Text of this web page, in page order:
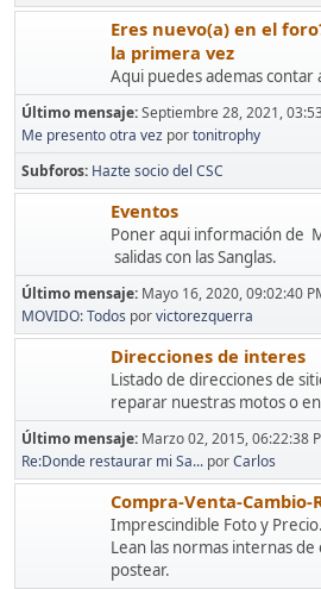
Eres nuevo(a) en el
la primera vez
Aqui puedes ademas contar
Último mensaje:Septiembre 28, 2021,
Me presento otra vez portonitrophy
Subforos Hazte socio del CSC
Eventos
Poner aqui información de
salidas con las Sanglas.
Último mensaje: Mayo 16, 2020, 09:02:40
MOVIDO: Todos porvictorezquerra
Direcciones de interes
Listado de direcciones de
reparar nuestras motos o
Último mensaje: Marzo 02, 2015, 06:22:38
Re:Donde restaurar mi Sa... porCarlos
Compra-Venta-Cambio-
Imprescindible Foto y
Lean las normas internas
postear.